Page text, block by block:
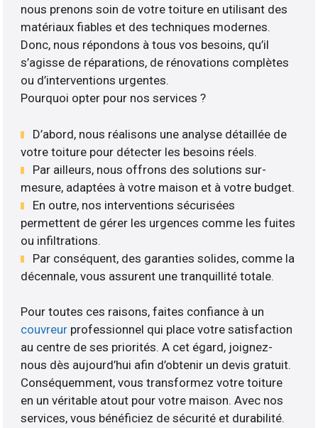
nous prenons soin de votre toiture en utilisant des
matériaux fiables et des techniques modernes.
Donc, nous répondons à tous vos besoins, qu’il
s’agisse de réparations, de rénovations complètes
ou d’interventions urgentes.
Pourquoi opter pour nos services ?
D’abord, nous réalisons une analyse détaillée de
votre toiture pour détecter les besoins réels.
Par ailleurs, nous offrons des solutions sur-
mesure, adaptées à votre maison et à votre budget.
En outre, nos interventions sécurisées
permettent de gérer les urgences comme les fuites
ou infiltrations.
Par conséquent, des garanties solides, comme la
décennale, vous assurent une tranquillité totale.
Pour toutes ces raisons, faites confiance à un
couvreur professionnel qui place votre satisfaction
au centre de ses priorités. A cet égard, joignez-
nous dès aujourd’hui afin d’obtenir un devis gratuit.
Conséquemment, vous transformez votre toiture
en un véritable atout pour votre maison. Avec nos
services, vous bénéficiez de sécurité et durabilité.